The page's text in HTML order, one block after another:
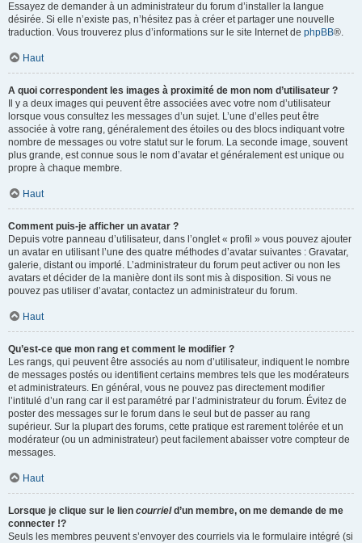
Essayez de demander à un administrateur du forum d’installer la langue
désirée. Si elle n’existe pas, n’hésitez pas à créer et partager une nouvelle
traduction. Vous trouverez plus d’informations sur le site Internet de phpBB®.
Haut
A quoi correspondent les images à proximité de mon nom d’utilisateur ?
Il y a deux images qui peuvent être associées avec votre nom d’utilisateur
lorsque vous consultez les messages d’un sujet. L’une d’elles peut être
associée à votre rang, généralement des étoiles ou des blocs indiquant votre
nombre de messages ou votre statut sur le forum. La seconde image, souvent
plus grande, est connue sous le nom d’avatar et généralement est unique ou
propre à chaque membre.
Haut
Comment puis-je afficher un avatar ?
Depuis votre panneau d’utilisateur, dans l’onglet « profil » vous pouvez ajouter
un avatar en utilisant l’une des quatre méthodes d’avatar suivantes : Gravatar,
galerie, distant ou importé. L’administrateur du forum peut activer ou non les
avatars et décider de la manière dont ils sont mis à disposition. Si vous ne
pouvez pas utiliser d’avatar, contactez un administrateur du forum.
Haut
Qu’est-ce que mon rang et comment le modifier ?
Les rangs, qui peuvent être associés au nom d’utilisateur, indiquent le nombre
de messages postés ou identifient certains membres tels que les modérateurs
et administrateurs. En général, vous ne pouvez pas directement modifier
l’intitulé d’un rang car il est paramétré par l’administrateur du forum. Évitez de
poster des messages sur le forum dans le seul but de passer au rang
supérieur. Sur la plupart des forums, cette pratique est rarement tolérée et un
modérateur (ou un administrateur) peut facilement abaisser votre compteur de
messages.
Haut
Lorsque je clique sur le lien courrield’un membre, on me demande de me
connecter !?
Seuls les membres peuvent s’envoyer des courriels via le formulaire intégré (si